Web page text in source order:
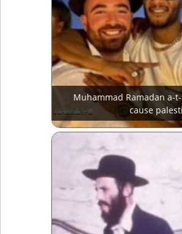
Muhammad Ramadan a-
cause